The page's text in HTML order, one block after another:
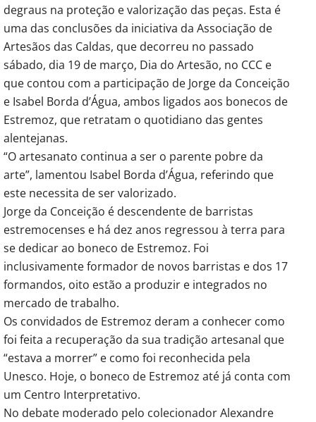
degraus na proteção e valorização das peças. Esta é
uma das conclusões da iniciativa da Associação de
Artesãos das Caldas, que decorreu no passado
sábado, dia 19 de março, Dia do Artesão, no CCC e
que contou com a participação de Jorge da Conceição
e Isabel Borda d’Água, ambos ligados aos bonecos de
Estremoz, que retratam o quotidiano das gentes
alentejanas.
“O artesanato continua a ser o parente pobre da
arte”, lamentou Isabel Borda d’Água, referindo que
este necessita de ser valorizado.
Jorge da Conceição é descendente de barristas
estremocenses e há dez anos regressou à terra para
se dedicar ao boneco de Estremoz. Foi
inclusivamente formador de novos barristas e dos 17
formandos, oito estão a produzir e integrados no
mercado de trabalho.
Os convidados de Estremoz deram a conhecer como
foi feita a recuperação da sua tradição artesanal que
“estava a morrer” e como foi reconhecida pela
Unesco. Hoje, o boneco de Estremoz até já conta com
um Centro Interpretativo.
No debate moderado pelo colecionador Alexandre